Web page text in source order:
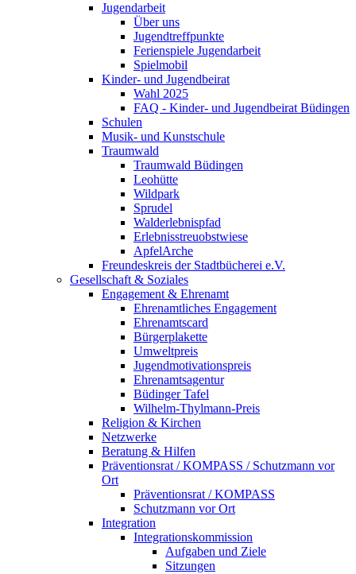
Jugendarbeit
Über uns
Jugendtreffpunkte
Ferienspiele Jugendarbeit
Spielmobil
Kinder- und Jugendbeirat
Wahl 2025
FAQ - Kinder- und Jugendbeirat Büdingen
Schulen
Musik- und Kunstschule
Traumwald
Traumwald Büdingen
Leohütte
Wildpark
Sprudel
Walderlebnispfad
Erlebnisstreuobstwiese
ApfelArche
Freundeskreis der Stadtbücherei e.V.
Gesellschaft & Soziales
Engagement & Ehrenamt
Ehrenamtliches Engagement
Ehrenamtscard
Bürgerplakette
Umweltpreis
Jugendmotivationspreis
Ehrenamtsagentur
Büdinger Tafel
Wilhelm-Thylmann-Preis
Religion & Kirchen
Netzwerke
Beratung & Hilfen
Präventionsrat / KOMPASS / Schutzmann vor
Ort
Präventionsrat / KOMPASS
Schutzmann vor Ort
Integration
Integrationskommission
Aufgaben und Ziele
Sitzungen